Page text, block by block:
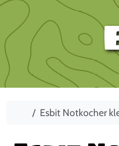
StartEsbit Notkocher